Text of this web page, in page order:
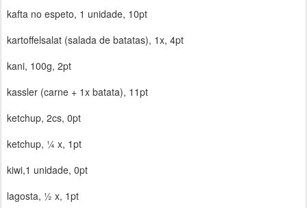
kafta no espeto, 1 unidade, 10pt
kartoffelsalat (salada de batatas), 1x, 4pt
kani, 100g, 2pt
kassler (carne + 1x batata), 11pt
ketchup, 2cs, 0pt
ketchup, ¼ x, 1pt
kiwi,1 unidade, 0pt
lagosta, ½ x, 1pt